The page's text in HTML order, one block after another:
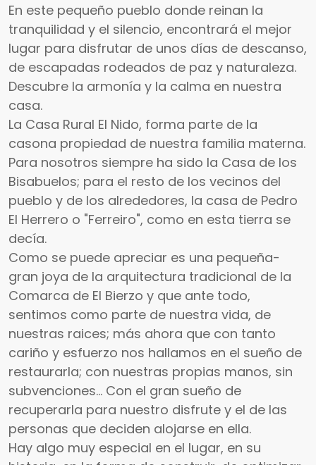
En este pequeño pueblo donde reinan la
tranquilidad y el silencio, encontrará el mejor
lugar para disfrutar de unos días de descanso,
de escapadas rodeados de paz y naturaleza.
Descubre la armonía y la calma en nuestra
casa.
La Casa Rural El Nido, forma parte de la
casona propiedad de nuestra familia materna.
Para nosotros siempre ha sido la Casa de los
Bisabuelos; para el resto de los vecinos del
pueblo y de los alrededores, la casa de Pedro
El Herrero o "Ferreiro", como en esta tierra se
decía.
Como se puede apreciar es una pequeña-
gran joya de la arquitectura tradicional de la
Comarca de El Bierzo y que ante todo,
sentimos como parte de nuestra vida, de
nuestras raices; más ahora que con tanto
cariño y esfuerzo nos hallamos en el sueño de
restaurarla; con nuestras propias manos, sin
subvenciones... Con el gran sueño de
recuperarla para nuestro disfrute y el de las
personas que deciden alojarse en ella.
Hay algo muy especial en el lugar, en su